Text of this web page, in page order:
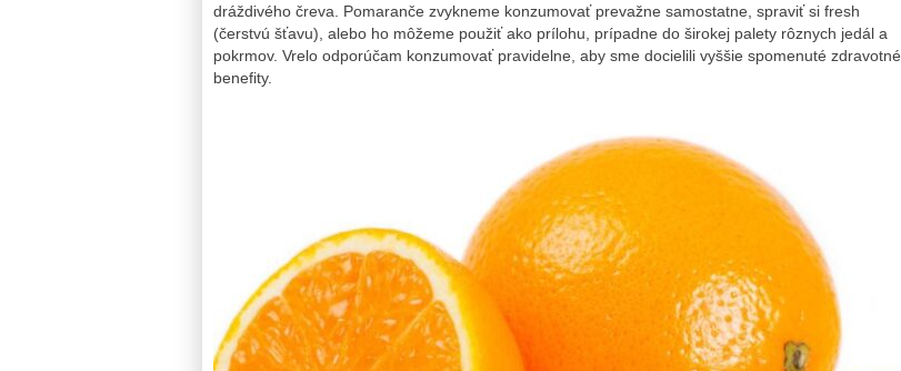
dráždivého čreva. Pomaranče zvykneme konzumovať prevažne samostatne, spraviť si fresh
(čerstvú šťavu), alebo ho môžeme použiť ako prílohu, prípadne do širokej palety rôznych jedál a
pokrmov. Vrelo odporúčam konzumovať pravidelne, aby sme docielili vyššie spomenuté zdravotné
benefity.